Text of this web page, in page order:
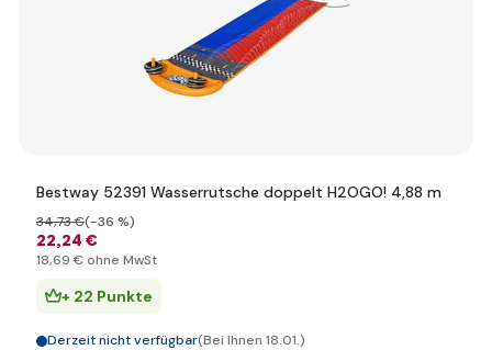
Bestway 52391 Wasserrutsche doppelt H2OGO! 4,88 m
22,24 €
34,73 €(-36 %)
18,69 € ohne MwSt
+ 22 Punkte
Derzeit nicht verfügbar(Bei Ihnen 18.01.)